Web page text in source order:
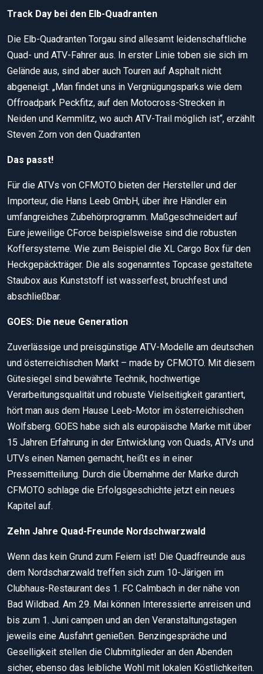
Track Day bei den Elb-Quadranten
Die Elb-Quadranten Torgau sind allesamt leidenschaftliche
Quad- und ATV-Fahrer aus. In erster Linie toben sie sich im
Gelände aus, sind aber auch Touren auf Asphalt nicht
abgeneigt. „Man findet uns in Vergnügungsparks wie dem
Offroadpark Peckfitz, auf den Motocross-Strecken in
Neiden und Kemmlitz, wo auch ATV-Trail möglich ist“, erzählt
Steven Zorn von den Quadranten
Das passt!
Für die ATVs von CFMOTO bieten der Hersteller und der
Importeur, die Hans Leeb GmbH, über ihre Händler ein
umfangreiches Zubehörprogramm. Maßgeschneidert auf
Eure jeweilige CForce beispielsweise sind die robusten
Koffersysteme. Wie zum Beispiel die XL Cargo Box für den
Heckgepäckträger. Die als sogenanntes Topcase gestaltete
Staubox aus Kunststoff ist wasserfest, bruchfest und
abschließbar.
GOES: Die neue Generation
Zuverlässige und preisgünstige ATV-Modelle am deutschen
und österreichischen Markt – made by CFMOTO. Mit diesem
Gütesiegel sind bewährte Technik, hochwertige
Verarbeitungsqualität und robuste Vielseitigkeit garantiert,
hört man aus dem Hause Leeb-Motor im österreichischen
Wolfsberg. GOES habe sich als europäische Marke mit über
15 Jahren Erfahrung in der Entwicklung von Quads, ATVs und
UTVs einen Namen gemacht, heißt es in einer
Pressemitteilung. Durch die Übernahme der Marke durch
CFMOTO schlage die Erfolgsgeschichte jetzt ein neues
Kapitel auf.
Zehn Jahre Quad-Freunde Nordschwarzwald
Wenn das kein Grund zum Feiern ist! Die Quadfreunde aus
dem Nordscharzwald treffen sich zum 10-Järigen im
Clubhaus-Restaurant des 1. FC Calmbach in der nähe von
Bad Wildbad. Am 29. Mai können Interessierte anreisen und
bis zum 1. Juni campen und an den Veranstaltungstagen
jeweils eine Ausfahrt genießen. Benzingespräche und
Geselligkeit stellen die Clubmitglieder an den Abenden
sicher, ebenso das leibliche Wohl mit lokalen Köstlichkei­ten.